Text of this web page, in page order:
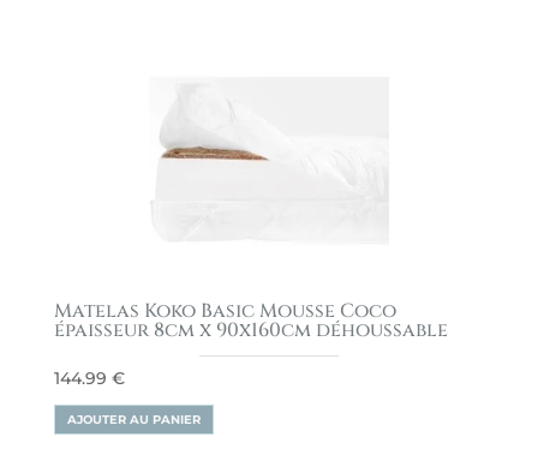
Matelas Koko Basic Mousse Coco
épaisseur 8cm x 90x160cm déhoussable
144.99 €
AJOUTER AU PANIER